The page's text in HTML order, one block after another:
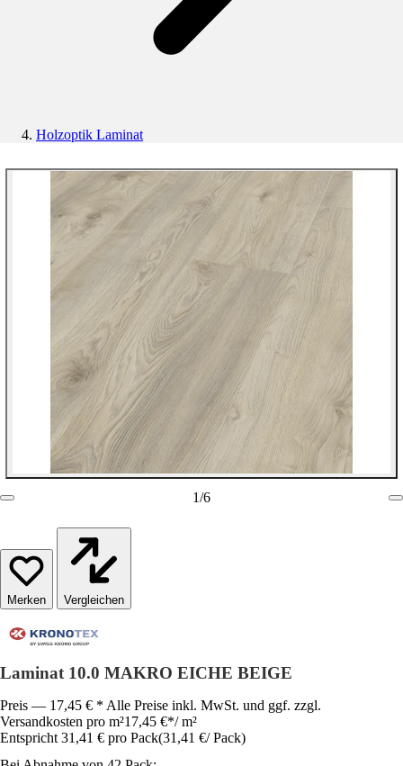
Holzoptik Laminat
1/6
Vergleichen
Laminat 10.0 MAKRO EICHE BEIGE
Preis — 17,45 € * Alle Preise inkl. MwSt. und ggf. zzgl.
Versandkosten pro m²17,45 €*/ m²
Entspricht 31,41 € pro Pack(31,41 €/ Pack)